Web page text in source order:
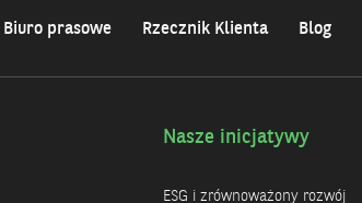
Biuro prasowe Rzecznik Klienta Blog
Nasze inicjatywy
ESG i zrównoważony rozwój